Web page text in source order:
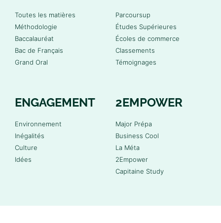
Toutes les matières
Méthodologie
Baccalauréat
Bac de Français
Grand Oral
Parcoursup
Études Supérieures
Écoles de commerce
Classements
Témoignages
ENGAGEMENT
Environnement
Inégalités
Culture
Idées
2EMPOWER
Major Prépa
Business Cool
La Méta
2Empower
Capitaine Study